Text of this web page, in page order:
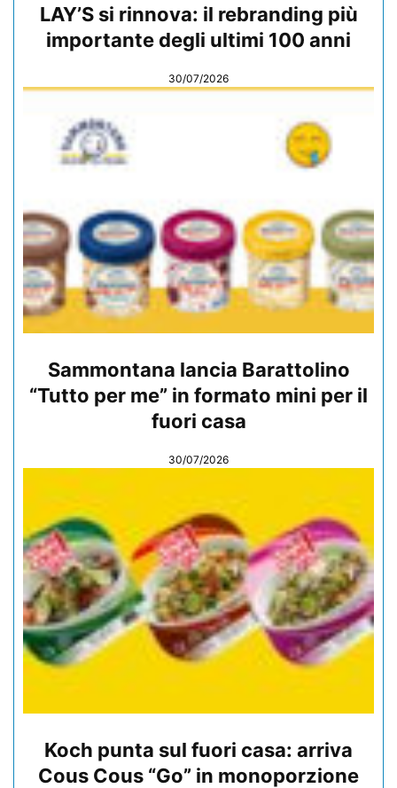
LAY’S si rinnova: il rebranding più
importante degli ultimi 100 anni
30/07/2026
Sammontana lancia Barattolino
“Tutto per me” in formato mini per il
fuori casa
30/07/2026
Koch punta sul fuori casa: arriva
Cous Cous “Go” in monoporzione